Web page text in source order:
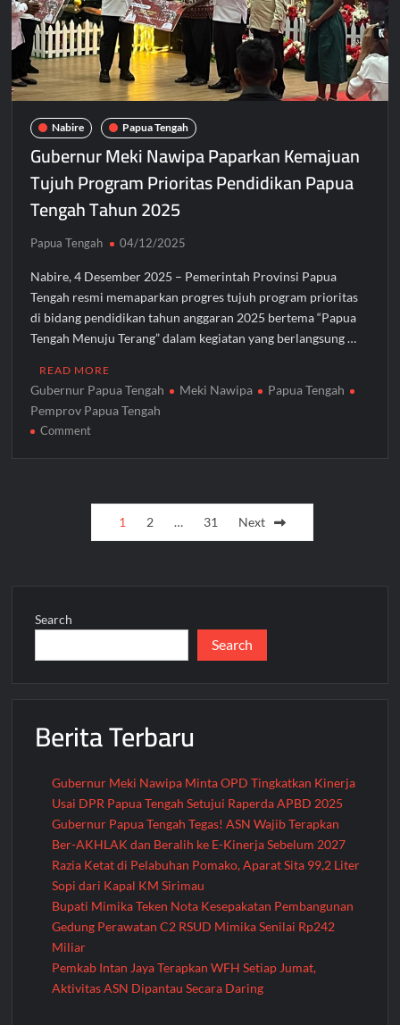
Nabire Papua Tengah
Gubernur Meki Nawipa Paparkan Kemajuan
Tujuh Program Prioritas Pendidikan Papua
Tengah Tahun 2025
Papua Tengah 04/12/2025
Nabire, 4 Desember 2025 – Pemerintah Provinsi Papua
Tengah resmi memaparkan progres tujuh program prioritas
di bidang pendidikan tahun anggaran 2025 bertema “Papua
Tengah Menuju Terang” dalam kegiatan yang berlangsung …
READ MORE
Gubernur Papua Tengah Meki Nawipa
Papua Tengah
Pemprov Papua Tengah
Commenton
Paparkan
Kemajuan
Tahun
pagination
1 2 … 31 Next
Search
Search
Berita Terbaru
Gubernur Meki Nawipa Minta OPD Tingkatkan Kinerja
Usai DPR Papua Tengah Setujui Raperda APBD 2025
Gubernur Papua Tengah Tegas! ASN Wajib Terapkan
Ber-AKHLAK dan Beralih ke E-Kinerja Sebelum 2027
Razia Ketat di Pelabuhan Pomako, Aparat Sita 99,2 Liter
Sopi dari Kapal KM Sirimau
Bupati Mimika Teken Nota Kesepakatan Pembangunan
Gedung Perawatan C2 RSUD Mimika Senilai Rp242
Miliar
Pemkab Intan Jaya Terapkan WFH Setiap Jumat,
Aktivitas ASN Dipantau Secara Daring